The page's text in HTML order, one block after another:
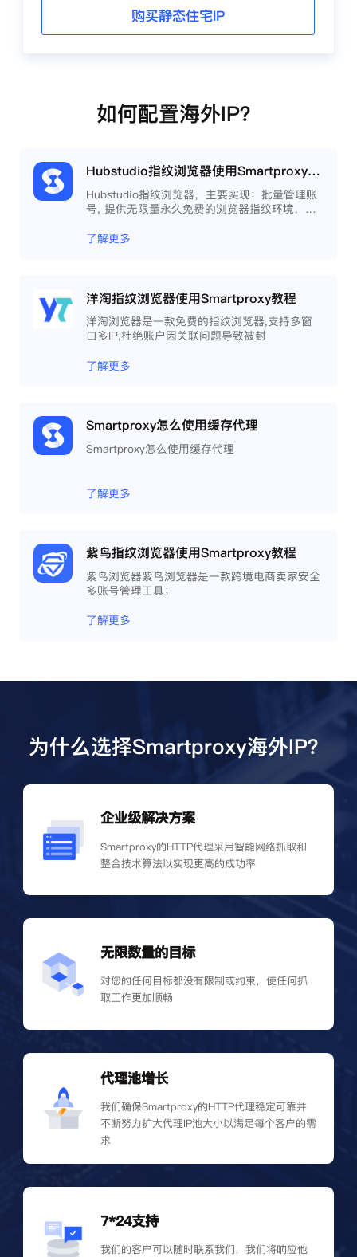
购买静态住宅IP
如何配置海外IP？
Hubstudio指纹浏览器使用Smartproxy教程
Hubstudio指纹浏览器，主要实现：批量管理账
号, 提供无限量永久免费的浏览器指纹环境，并
工作效率 。
了解更多
洋淘指纹浏览器使用Smartproxy教程
洋淘浏览器是一款免费的指纹浏览器,支持多窗
口多IP,杜绝账户因关联问题导致被封
了解更多
Smartproxy怎么使用缓存代理
Smartproxy怎么使用缓存代理
了解更多
紫鸟指纹浏览器使用Smartproxy教程
紫鸟浏览器紫鸟浏览器是一款跨境电商卖家安全
多账号管理工具；
了解更多
为什么选择Smartproxy海外IP？
企业级解决方案
Smartproxy的HTTP代理采用智能网络抓取和
整合技术算法以实现更高的成功率
无限数量的目标
对您的任何目标都没有限制或约束，使任何抓
取工作更加顺畅
代理池增长
我们确保Smartproxy的HTTP代理稳定可靠并
不断努力扩大代理IP池大小以满足每个客户的需
求
7*24支持
我们的客户可以随时联系我们，我们将响应他